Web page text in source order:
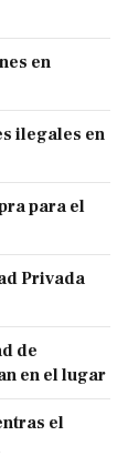
en
ilegales en
para el
Privada
de
en el lugar
el